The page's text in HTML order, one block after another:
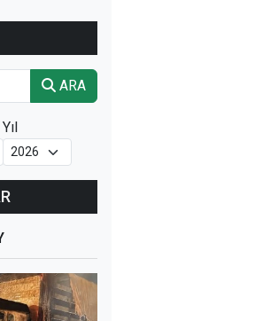
ARA
Yıl